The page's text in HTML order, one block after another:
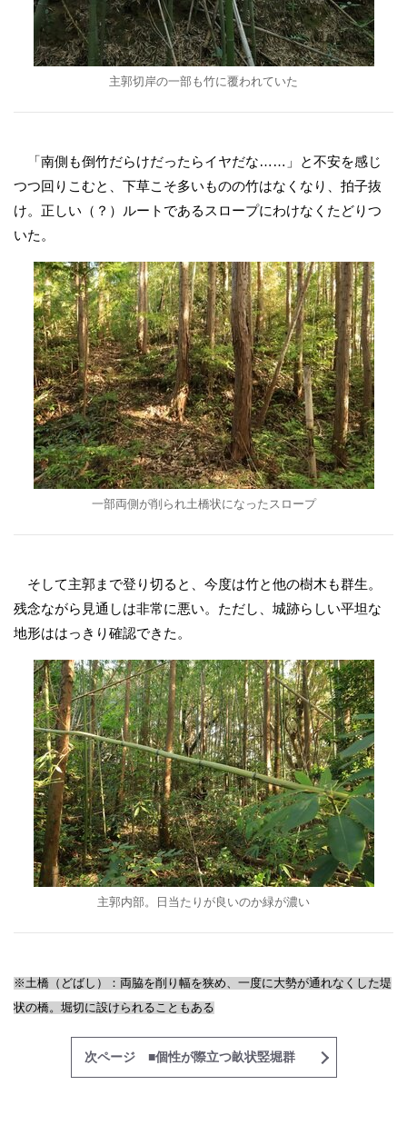
主郭切岸の一部も竹に覆われていた
「南側も倒竹だらけだったらイヤだな……」と不安を感じ
つつ回りこむと、下草こそ多いものの竹はなくなり、拍子抜
け。正しい（？）ルートであるスロープにわけなくたどりつ
いた。
一部両側が削られ土橋状になったスロープ
そして主郭まで登り切ると、今度は竹と他の樹木も群生。
残念ながら見通しは非常に悪い。ただし、城跡らしい平坦な
地形ははっきり確認できた。
主郭内部。日当たりが良いのか緑が濃い
※土橋（どばし）：両脇を削り幅を狭め、一度に大勢が通れなくした堤
状の橋。堀切に設けられることもある
次ページ ■個性が際立つ畝状竪堀群